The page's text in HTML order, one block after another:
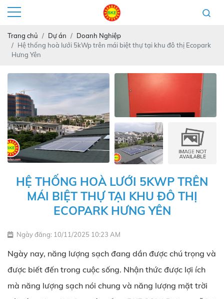
Trang chủ Dự án
Doanh Nghiệp
Hệ thống hoà lưới 5kWp trên mái biệt thự tại khu đô thị Ecopark
Hưng Yên
HỆ THỐNG HOÀ LƯỚI 5KWP TRÊN
MÁI BIỆT THỰ TẠI KHU ĐÔ THỊ
ECOPARK HƯNG YÊN
Ngày đăng: 10/11/2025 10:23 AM
Ngày nay, năng lượng sạch đang dần được chú trọng và
được biết đến trong cuộc sống. Nhận thức được lợi ích
mà năng lượng sạch nói chung và năng lượng mặt trời